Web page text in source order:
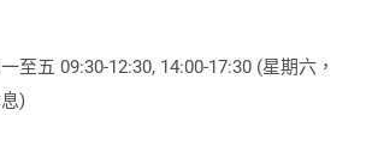
至五 09:30-12:30, 14:00-17:30 (星期六，
)